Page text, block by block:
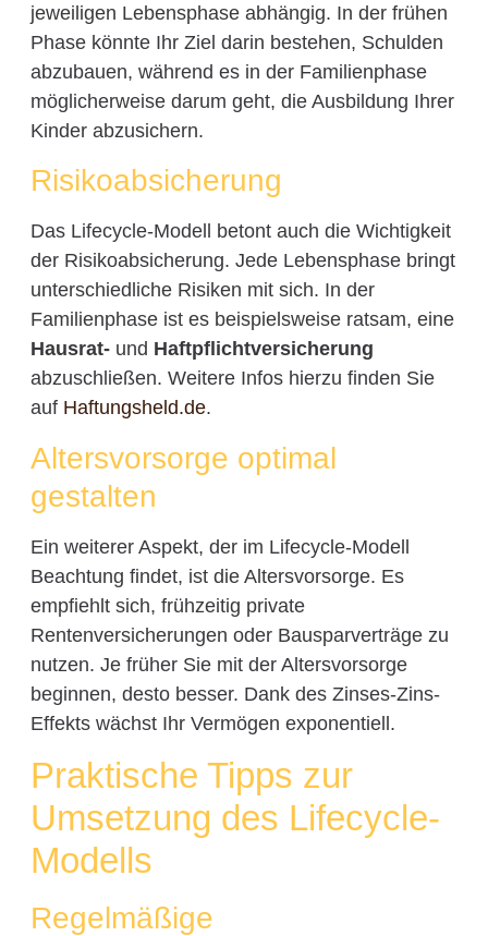
jeweiligen Lebensphase abhängig. In der frühen
Phase könnte Ihr Ziel darin bestehen, Schulden
abzubauen, während es in der Familienphase
möglicherweise darum geht, die Ausbildung Ihrer
Kinder abzusichern.
Risikoabsicherung
Das Lifecycle-Modell betont auch die Wichtigkeit
der Risikoabsicherung. Jede Lebensphase bringt
unterschiedliche Risiken mit sich. In der
Familienphase ist es beispielsweise ratsam, eine
Hausrat-und Haftpflichtversicherung
abzuschließen. Weitere Infos hierzu finden Sie
auf Haftungsheld.de.
Altersvorsorge optimal
gestalten
Ein weiterer Aspekt, der im Lifecycle-Modell
Beachtung findet, ist die Altersvorsorge. Es
empfiehlt sich, frühzeitig private
Rentenversicherungen oder Bausparverträge zu
nutzen. Je früher Sie mit der Altersvorsorge
beginnen, desto besser. Dank des Zinses-Zins-
Effekts wächst Ihr Vermögen exponentiell.
Praktische Tipps zur
Umsetzung des Lifecycle-
Modells
Regelmäßige